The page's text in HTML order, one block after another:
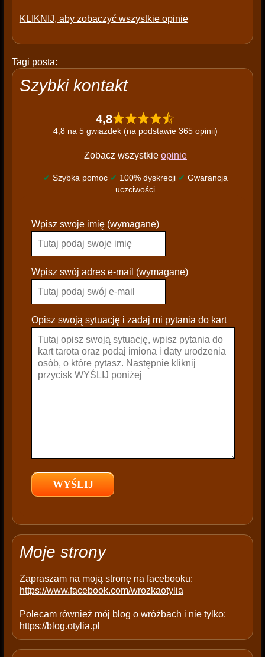
KLIKNIJ, aby zobaczyć wszystkie opinie
Tagi posta:
Szybki kontakt
4,8
4,8 na 5 gwiazdek (na podstawie 365 opinii)
Zobacz wszystkie opinie
✔ Szybka pomoc ✔ 100% dyskrecji ✔ Gwarancja
uczciwości
l
a
s
e
a
e
e
p
y
Wpisz swoje imię (wymagane)
Wpisz swój adres e-mail (wymagane)
Opisz swoją sytuację i zadaj mi pytania do kart
Moje strony
Zapraszam na moją stronę na facebooku:
https://www.facebook.com/wrozkaotylia
Polecam również mój blog o wróżbach i nie tylko:
https://blog.otylia.pl